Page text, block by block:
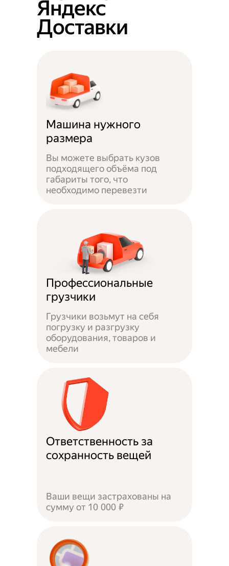
Яндекс
Доставки
Машина нужного
размера
Вы можете выбрать кузов
подходящего объёма под
габариты того, что
необходимо перевезти
Профессиональные
грузчики
Грузчики возьмут на себя
погрузку и разгрузку
оборудования, товаров и
мебели
Ответственность за
сохранность вещей
Ваши вещи застрахованы на
сумму от 10 000 ₽